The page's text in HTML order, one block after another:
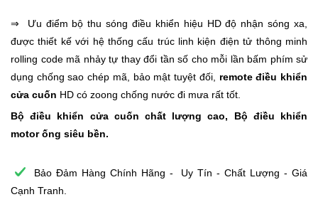
⇒ Ưu điểm bộ thu sóng điều khiển hiệu HD độ nhận sóng xa,
được thiết kế với hệ thống cấu trúc linh kiện điện tử thông minh
rolling code mã nhảy tự thay đổi tần số cho mỗi lần bấm phím sử
dụng chống sao chép mã, bảo mật tuyệt đối, remote điều khiển
cửa cuốn HD có zoong chống nước đi mưa rất tốt.
Bộ điều khiển cửa cuốn chất lượng cao, Bộ điều khiển
motor ống siêu bền.
Bảo Đảm Hàng Chính Hãng - Uy Tín - Chất Lượng - Giá
Cạnh Tranh.